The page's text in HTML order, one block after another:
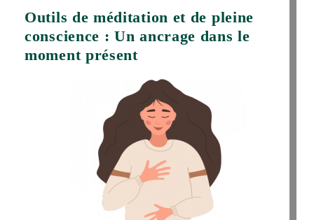
Outils de méditation et de pleine
conscience : Un ancrage dans le
moment présent